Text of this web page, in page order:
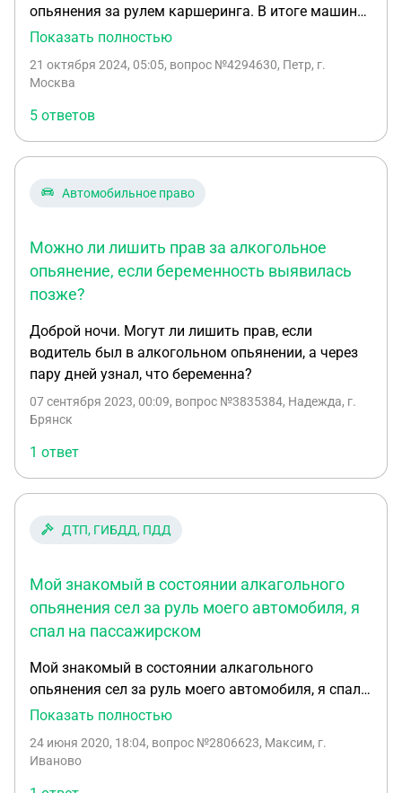
опьянения за рулем каршеринга. В итоге машина
перевернулась и очень сильно пострадала. Но при
Материальный ущерб приченен только
только постановление об отказе в возмубуждени
административного правонарушения, но при этом
настояли на том, чтоб от освидетельствования
отказался ( ибо будет только хуже) проктол об
отказе составляли при двух понятых под
юридические последствия? И почему на руки ему
выдали только отказ в возбуждении
административного правонарушения?
Показать полностью
21 октября 2024, 05:05, вопрос №4294630, Петр, г.
Москва
5 ответов
Автомобильное право
Можно ли лишить прав за алкогольное
опьянение, если беременность выявилась
позже?
Доброй ночи. Могут ли лишить прав, если
водитель был в алкогольном опьянении, а через
пару дней узнал, что беременна?
07 сентября 2023, 00:09, вопрос №3835384, Надежда, г.
Брянск
1 ответ
ДТП, ГИБДД, ПДД
Мой знакомый в состоянии алкагольного
опьянения сел за руль моего автомобиля, я
спал на пассажирском
Мой знакомый в состоянии алкагольного
опьянения сел за руль моего автомобиля, я спал
на пассажирском сиденье,очнулся от удара
лишение ВУ и штраф,мне суда еще не было срок 2
Показать полностью
24 июня 2020, 18:04, вопрос №2806623, Максим, г.
Иваново